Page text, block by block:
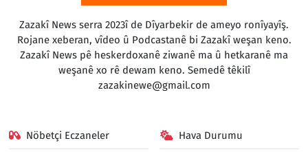
Zazakî News serra 2023î de Dîyarbekir de ameyo ronîyayîş.
Rojane xeberan, vîdeo û Podcastanê bi Zazakî weşan keno.
Zazakî News pê heskerdoxanê ziwanê ma û hetkaranê ma
weşanê xo rê dewam keno. Semedê têkilî
zazakinewe@gmail.com
Nöbetçi Eczaneler Hava Durumu